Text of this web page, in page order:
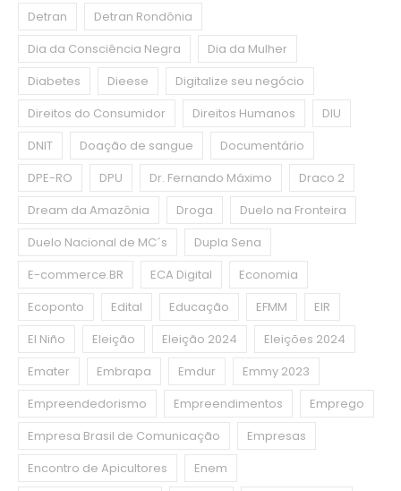
Detran
Detran Rondônia
Dia da Consciência Negra
Dia da Mulher
Diabetes
Dieese
Digitalize seu negócio
Direitos do Consumidor
Direitos Humanos
DIU
DNIT
Doação de sangue
Documentário
DPE-RO
DPU Dr. Fernando Máximo
Draco 2
Dream da Amazônia
Droga
Duelo na Fronteira
Duelo Nacional de MC´s
Dupla Sena
E-commerce.BR
ECA Digital
Economia
Ecoponto
Edital Educação EFMM
EIR
El Niño
Eleição Eleição 2024
Eleições 2024
Emater
Embrapa Emdur
Emmy 2023
Empreendedorismo
Empreendimentos
Emprego
Empresa Brasil de Comunicação
Empresas
Encontro de Apicultores
Enem